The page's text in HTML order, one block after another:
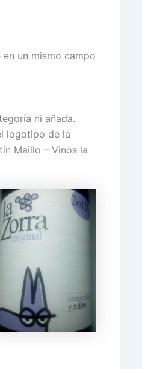
un mismo campo
ni añada.
logotipo de la
Maillo – Vinos la